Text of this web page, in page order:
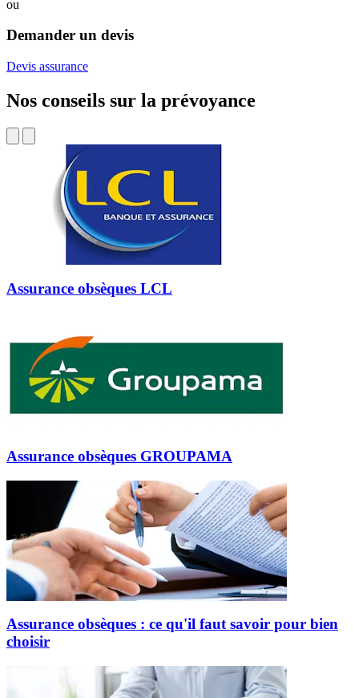
ou
Demander un devis
Devis assurance
Nos conseils sur la prévoyance
Assurance obsèques LCL
Assurance obsèques GROUPAMA
Assurance obsèques : ce qu'il faut savoir pour bien
choisir